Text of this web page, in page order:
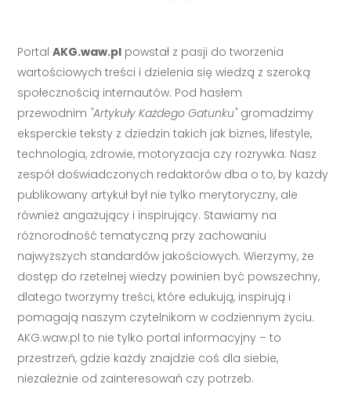
PortalAKG.waw.pl powstał z pasji do tworzenia
wartościowych treści i dzielenia się wiedzą z szeroką
społecznością internautów. Pod hasłem
przewodnim "Artykuły Każdego Gatunku"gromadzimy
eksperckie teksty z dziedzin takich jak biznes, lifestyle,
technologia, zdrowie, motoryzacja czy rozrywka. Nasz
zespół doświadczonych redaktorów dba o to, by każdy
publikowany artykuł był nie tylko merytoryczny, ale
również angażujący i inspirujący. Stawiamy na
różnorodność tematyczną przy zachowaniu
najwyższych standardów jakościowych. Wierzymy, że
dostęp do rzetelnej wiedzy powinien być powszechny,
dlatego tworzymy treści, które edukują, inspirują i
pomagają naszym czytelnikom w codziennym życiu.
AKG.waw.pl to nie tylko portal informacyjny – to
przestrzeń, gdzie każdy znajdzie coś dla siebie,
niezależnie od zainteresowań czy potrzeb.